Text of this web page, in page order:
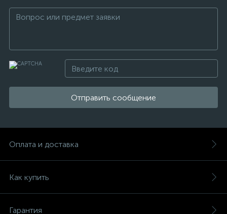
Отправить сообщение
Оплата и доставка
Как купить
Гарантия